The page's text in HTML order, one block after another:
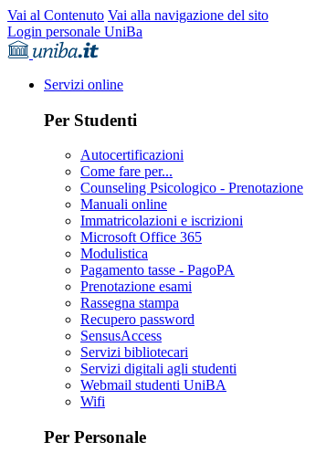
Vai al Contenuto Vai alla navigazione del sito
Login personale UniBa
Servizi online
Per Studenti
Autocertificazioni
Come fare per...
Counseling Psicologico - Prenotazione
Manuali online
Immatricolazioni e iscrizioni
Microsoft Office 365
Modulistica
Pagamento tasse - PagoPA
Prenotazione esami
Rassegna stampa
Recupero password
SensusAccess
Servizi bibliotecari
Servizi digitali agli studenti
Webmail studenti UniBA
Wifi
Per Personale